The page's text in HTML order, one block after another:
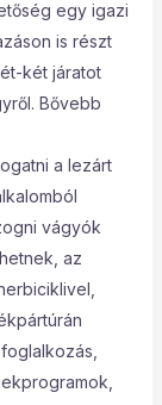
egy igazi
is részt
két járatot
Bővebb
a lezárt
vágyók
az